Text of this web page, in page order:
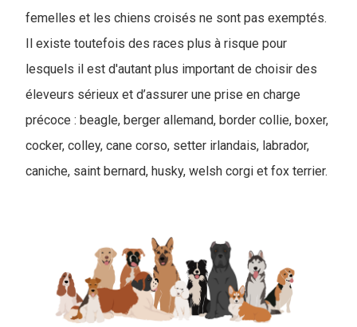
femelles et les chiens croisés ne sont pas exemptés.
Il existe toutefois des races plus à risque pour
lesquels il est d'autant plus important de choisir des
éleveurs sérieux et d’assurer une prise en charge
précoce : beagle, berger allemand, border collie, boxer,
cocker, colley, cane corso, setter irlandais, labrador,
caniche, saint bernard, husky, welsh corgi et fox terrier.